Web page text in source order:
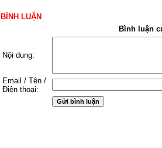
BÌNH LUẬN
Bình luận
Nội dung:
Email / Tên /
Điện thoại: